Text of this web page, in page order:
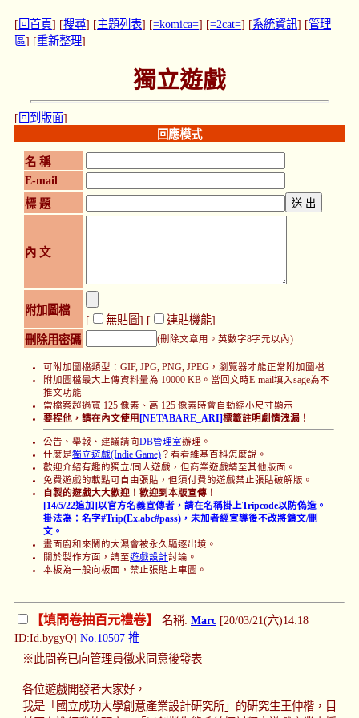
[ 回首頁] [搜尋] [主題列表] [=komica=] [=2cat=] [系統資訊] [管理
區] [重新整理]
獨立遊戲
[ 回到版面]
回應模式
名 稱
E-mail
標 題
內 文
附加圖檔
[ 無貼圖] [ 連貼機能]
刪除用密碼
(刪除文章用。英數字8字元以內)
可附加圖檔類型：GIF, JPG, PNG, JPEG，瀏覽器才能正常附加圖檔
附加圖檔最大上傳資料量為 10000 KB。當回文時E-mail填入sage為不
推文功能
當檔案超過寬 125 像素、高 125 像素時會自動縮小尺寸顯示
要捏他，請在內文使用 [NETABARE_ARI]標籤註明劇情洩漏！
公告、舉報、建議請向 DB管理室辦理。
什麼是獨立遊戲(Indie Game) ？看看維基百科怎麼說。
歡迎介紹有趣的獨立/同人遊戲，但商業遊戲請至其他版面。
免費遊戲的載點可自由張貼，但須付費的遊戲禁止張貼破解版。
自製的遊戲大大歡迎！歡迎到本版宣傳！
[14/5/22追加]以官方名義宣傳者，請在名稱掛上Tripcode以防偽造。
掛法為：名字#Trip(Ex.abc#pass)，未加者經宣導後不改將鎖文/刪
文。
畫面廚和來鬧的大濕會被永久驅逐出境。
關於製作方面，請至遊戲設計討論。
本板為一般向板面，禁止張貼上車圖。
【填問卷抽百元禮卷】 名稱: Marc [20/03/21(六)14:18
ID:Id.bygyQ] No.10507 推
※此問卷已向管理員徵求同意後發表
各位遊戲開發者大家好，
我是「國立成功大學創意產業設計研究所」的研究生王仲楷，目